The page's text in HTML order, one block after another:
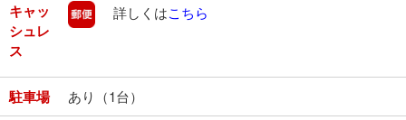
キャッ
シュレ
ス
郵便
詳しくはこちら
駐車場 あり（1台）